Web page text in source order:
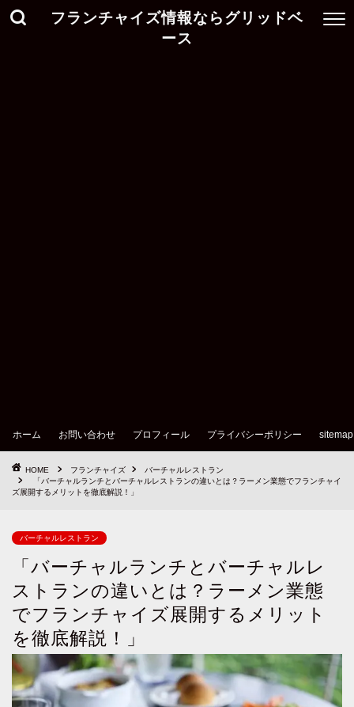
フランチャイズ情報ならグリッドベ
ース
ホーム お問い合わせ プロフィール プライバシーポリシー sitemap
HOME フランチャイズ
バーチャルレストラン
「バーチャルランチとバーチャルレストランの違いとは？ラーメン業態でフランチャイ
ズ展開するメリットを徹底解説！」
バーチャルレストラン
「バーチャルランチとバーチャルレ
ストランの違いとは？ラーメン業態
でフランチャイズ展開するメリット
を徹底解説！」